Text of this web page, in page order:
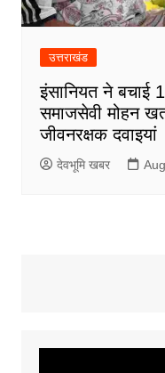
उत्तराखंड
इंसानियत ने बचाई
समाजसेवी मोहन
जीवनरक्षक दवाइयां
देवभूमि खबर